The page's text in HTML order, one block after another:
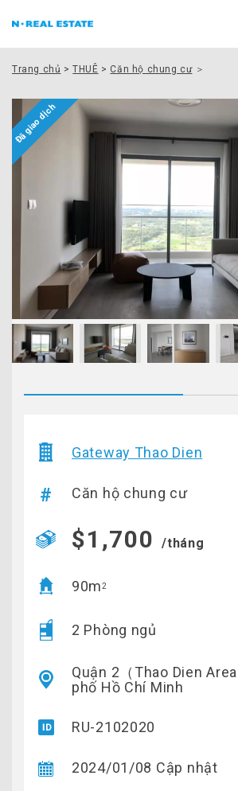
Trang chủ >THUÊ > Căn hộ chung cư＞
Gateway Thao Dien
Căn hộ chung cư
$1,700 /tháng
90m2
2 Phòng ngủ
Quận 2（Thao Dien
phố Hồ Chí Minh
RU-2102020
2024/01/08 Cập nhật